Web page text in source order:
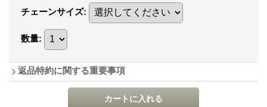
チェーンサイズ:
数量:
返品特約に関する重要事項